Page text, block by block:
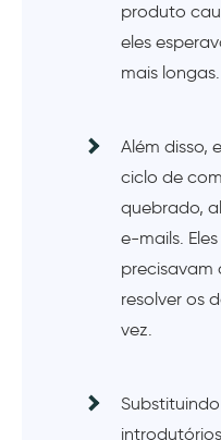
produto
eles
mais longas.
Além disso,
ciclo de
quebrado,
e-mails.
precisavam
resolver os
vez.